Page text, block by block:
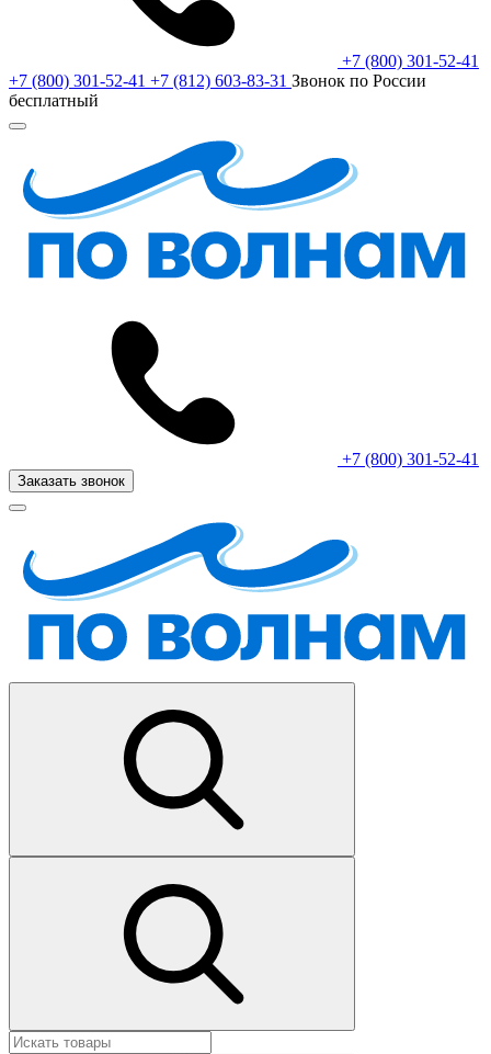
+7 (800) 301-52-41
+7 (800) 301-52-41 +7 (812) 603-83-31 Звонок по России
бесплатный
+7 (800) 301-52-41
Заказать звонок